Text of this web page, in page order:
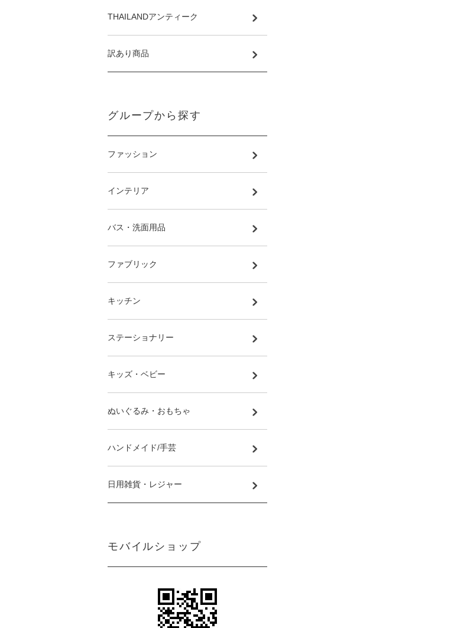
THAILANDアンティーク
訳あり商品
グループから探す
ファッション
インテリア
バス・洗面用品
ファブリック
キッチン
ステーショナリー
キッズ・ベビー
ぬいぐるみ・おもちゃ
ハンドメイド/手芸
日用雑貨・レジャー
モバイルショップ